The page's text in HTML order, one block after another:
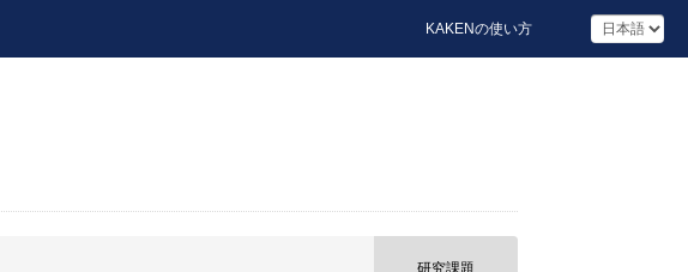
KAKENの使い方
研究課題